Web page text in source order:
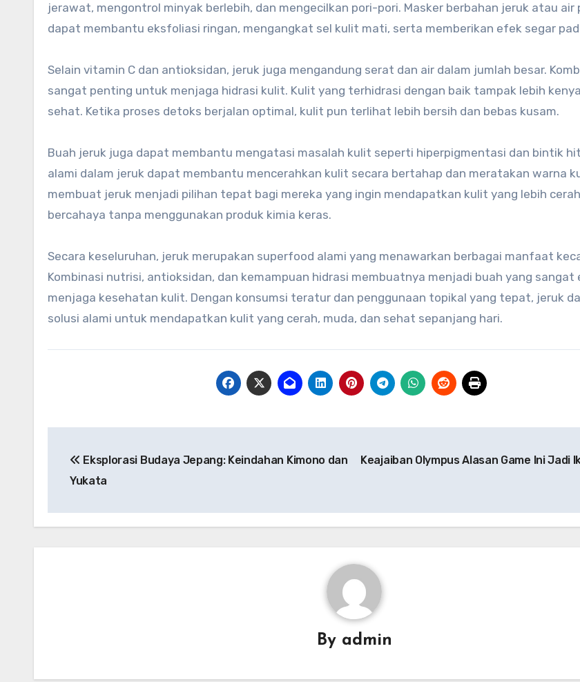
jerawat, mengontrol minyak berlebih, dan mengecilkan pori-pori. Masker berbahan jeruk atau air
dapat membantu eksfoliasi ringan, mengangkat sel kulit mati, serta memberikan efek segar
Selain vitamin C dan antioksidan, jeruk juga mengandung serat dan air dalam jumlah besar.
sangat penting untuk menjaga hidrasi kulit. Kulit yang terhidrasi dengan baik tampak lebih
sehat. Ketika proses detoks berjalan optimal, kulit pun terlihat lebih bersih dan bebas kusam.
Buah jeruk juga dapat membantu mengatasi masalah kulit seperti hiperpigmentasi dan bintik
alami dalam jeruk dapat membantu mencerahkan kulit secara bertahap dan meratakan warna
membuat jeruk menjadi pilihan tepat bagi mereka yang ingin mendapatkan kulit yang lebih
bercahaya tanpa menggunakan produk kimia keras.
Secara keseluruhan, jeruk merupakan superfood alami yang menawarkan berbagai manfaat
Kombinasi nutrisi, antioksidan, dan kemampuan hidrasi membuatnya menjadi buah yang
menjaga kesehatan kulit. Dengan konsumsi teratur dan penggunaan topikal yang tepat, jeruk
solusi alami untuk mendapatkan kulit yang cerah, muda, dan sehat sepanjang hari.
pos Eksplorasi Budaya Jepang: Keindahan Kimono dan
Yukata
Keajaiban Olympus Alasan Game Ini Jadi
By admin